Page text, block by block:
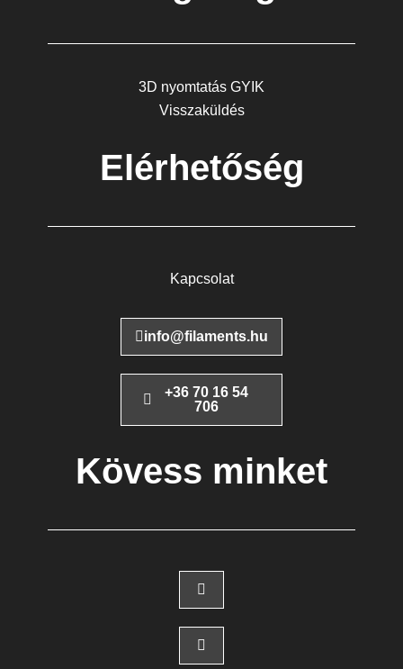
3D nyomtatás GYIK
Visszaküldés
Elérhetőség
Kapcsolat
info@filaments.hu
+36 70 16 54
706
Kövess minket